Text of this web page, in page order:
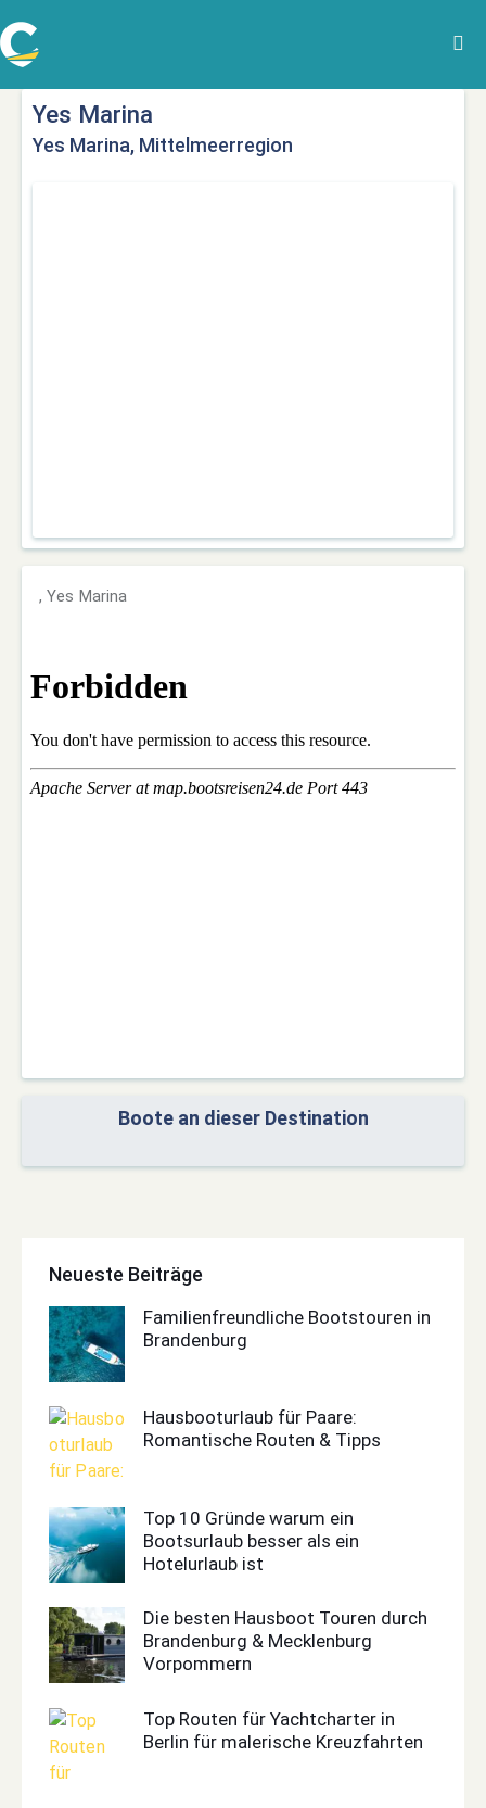
Yes Marina
Yes Marina, Mittelmeerregion
, Yes Marina
Boote an dieser Destination
Neueste Beiträge
Familienfreundliche Bootstouren in
Brandenburg
Hausbooturlaub für Paare:
Romantische Routen & Tipps
Top 10 Gründe warum ein
Bootsurlaub besser als ein
Hotelurlaub ist
Die besten Hausboot Touren durch
Brandenburg & Mecklenburg
Vorpommern
Top Routen für Yachtcharter in
Berlin für malerische Kreuzfahrten